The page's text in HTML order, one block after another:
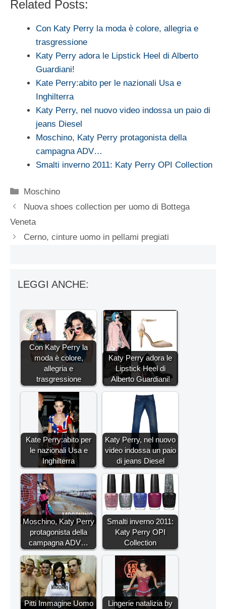
Related Posts:
Con Katy Perry la moda è colore, allegria e
trasgressione
Katy Perry adora le Lipstick Heel di Alberto
Guardiani!
Kate Perry:abito per le nazionali Usa e
Inghilterra
Katy Perry, nel nuovo video indossa un paio di
jeans Diesel
Moschino, Katy Perry protagonista della
campagna ADV…
Smalti inverno 2011: Katy Perry OPI Collection
Categorie
Moschino
Nuova shoes collection per uomo di Bottega
Veneta
Cerno, cinture uomo in pellami pregiati
LEGGI ANCHE:
Con Katy Perry la
moda è colore,
allegria e
trasgressione
Katy Perry adora le
Lipstick Heel di
Alberto Guardiani!
Kate Perry:abito per
le nazionali Usa e
Inghilterra
Katy Perry, nel nuovo
video indossa un paio
di jeans Diesel
Moschino, Katy Perry
protagonista della
campagna ADV…
Smalti inverno 2011:
Katy Perry OPI
Collection
Pitti Immagine Uomo
Lingerie natalizia by